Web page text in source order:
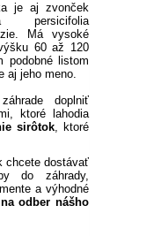
je aj zvonček
persicifolia
Má vysoké
60 až 120
podobné listom
aj jeho meno.
doplniť
ktoré lahodia
sirôtok, ktoré
chcete dostávať
do záhrady,
a výhodné
odber nášho